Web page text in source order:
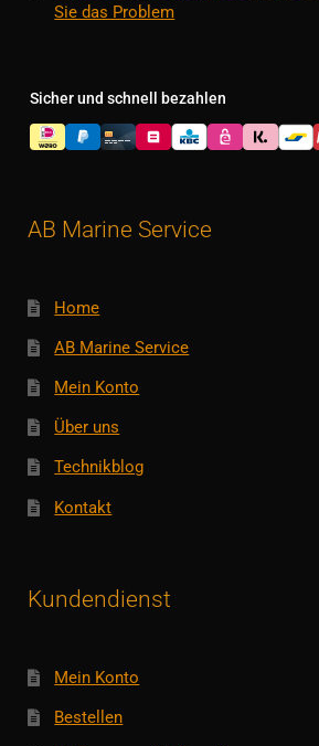
Sie das Problem
Sicher und schnell bezahlen
AB Marine Service
Home
AB Marine Service
Mein Konto
Über uns
Technikblog
Kontakt
Kundendienst
Mein Konto
Bestellen